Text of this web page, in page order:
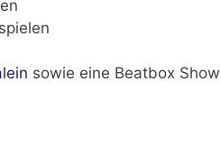
sowie eine Beatbox